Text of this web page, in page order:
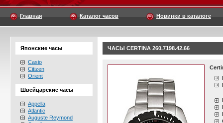
Главная Каталог часов Новинки в каталоге
Японские часы
Casio
Citizen
Orient
Швейцарские часы
Appella
Atlantic
Auguste Reymond
ЧАСЫ CERTINA 260.7198.42.66